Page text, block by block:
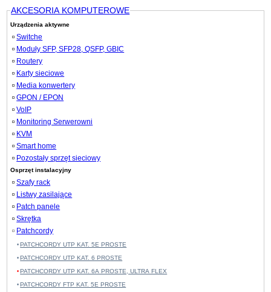
AKCESORIA KOMPUTEROWE
Urządzenia aktywne
Switche
Moduły SFP, SFP28, QSFP, GBIC
Routery
Karty sieciowe
Media konwertery
GPON / EPON
VoIP
Monitoring Serwerowni
KVM
Smart home
Pozostały sprzęt sieciowy
Osprzęt instalacyjny
Szafy rack
Listwy zasilające
Patch panele
Skrętka
Patchcordy
PATCHCORDY UTP KAT. 5E PROSTE
PATCHCORDY UTP KAT. 6 PROSTE
PATCHCORDY UTP KAT. 6A PROSTE, ULTRA FLEX
PATCHCORDY FTP KAT. 5E PROSTE